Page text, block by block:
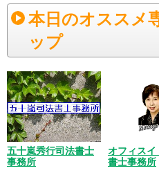
本日のオススメ
ップ
五十嵐秀行司法書士
事務所
オフィスイ
書士事務所